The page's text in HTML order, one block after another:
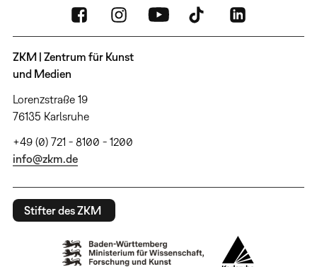
ZKM | Zentrum für Kunst
und Medien
Lorenzstraße 19
76135 Karlsruhe
+49 (0) 721 - 8100 - 1200
info@zkm.de
Stifter des ZKM